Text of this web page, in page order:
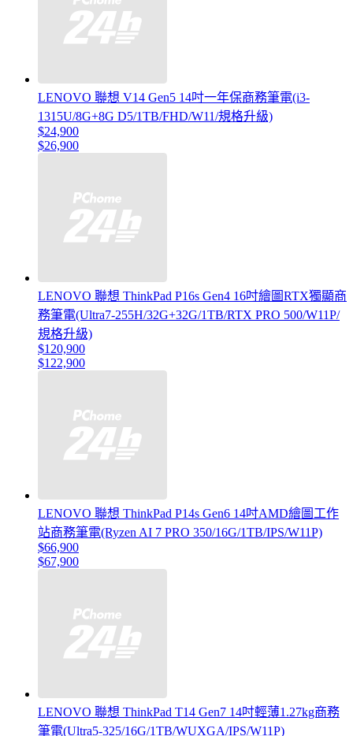
LENOVO 聯想 V14 Gen5 14吋一年保商務筆電(i3-
1315U/8G+8G D5/1TB/FHD/W11/規格升級)
$24,900
$26,900
LENOVO 聯想 ThinkPad P16s Gen4 16吋繪圖RTX獨顯商
務筆電(Ultra7-255H/32G+32G/1TB/RTX PRO 500/W11P/
規格升級)
$120,900
$122,900
LENOVO 聯想 ThinkPad P14s Gen6 14吋AMD繪圖工作
站商務筆電(Ryzen AI 7 PRO 350/16G/1TB/IPS/W11P)
$66,900
$67,900
LENOVO 聯想 ThinkPad T14 Gen7 14吋輕薄1.27kg商務
筆電(Ultra5-325/16G/1TB/WUXGA/IPS/W11P)